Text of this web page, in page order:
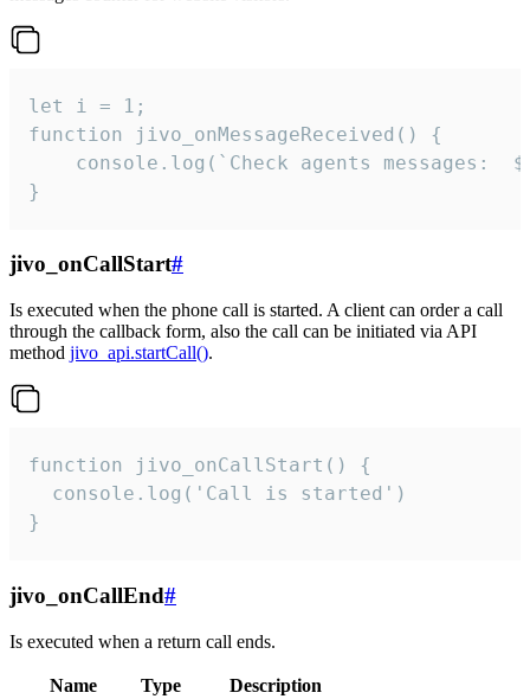
let i = 1;
function jivo_onMessageReceived() {
}
jivo_onCallStart#
Is executed when the phone call is started. A client can order a call
through the callback form, also the call can be initiated via API
method jivo_api.startCall().
function jivo_onCallStart() {
  console.log('Call is started')
}
jivo_onCallEnd#
Is executed when a return call ends.
Name Type
Description